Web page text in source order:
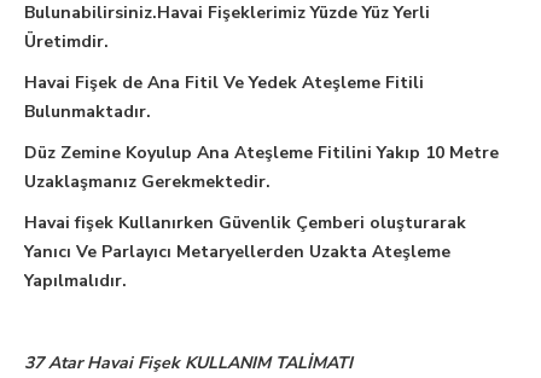
Bulunabilirsiniz.Havai Fişeklerimiz Yüzde Yüz Yerli
Üretimdir.
Havai Fişek de Ana Fitil Ve Yedek Ateşleme Fitili
Bulunmaktadır.
Düz Zemine Koyulup Ana Ateşleme Fitilini Yakıp 10 Metre
Uzaklaşmanız Gerekmektedir.
Havai fişek Kullanırken Güvenlik Çemberi oluşturarak
Yanıcı Ve Parlayıcı Metaryellerden Uzakta Ateşleme
Yapılmalıdır.
37 Atar Havai Fişek KULLANIM TALİMATI